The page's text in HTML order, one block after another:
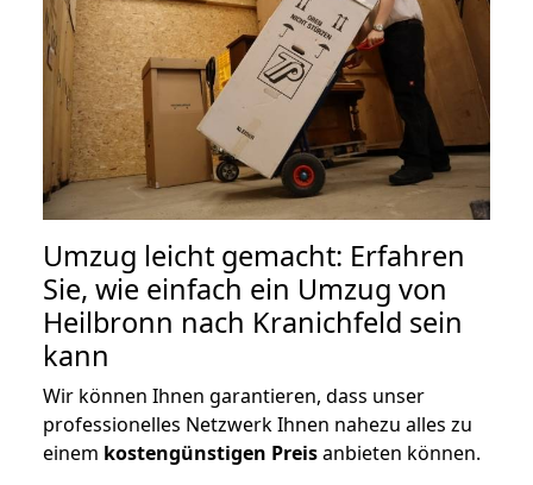
Umzug leicht gemacht: Erfahren
Sie, wie einfach ein Umzug von
Heilbronn nach Kranichfeld sein
kann
Wir können Ihnen garantieren, dass unser
professionelles Netzwerk Ihnen nahezu alles zu
einem kostengünstigen Preisanbieten können.